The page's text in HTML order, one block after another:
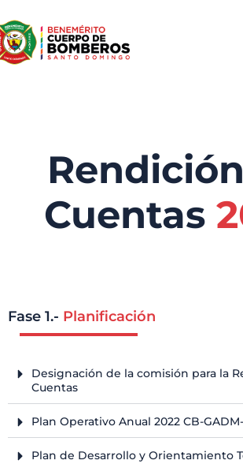
Cuentas
Fase 1.- Planificación
Designación de la comisión para la
Cuentas
Plan Operativo Anual 2022 CB-
Plan de Desarrollo y Orientamiento